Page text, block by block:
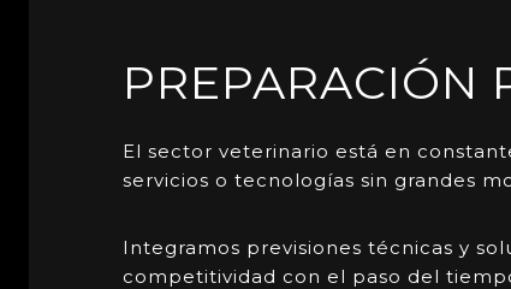
PREPARACIÓN
El sector veterinario está en
servicios o tecnologías sin grandes
Integramos previsiones técnicas y
competitividad con el paso del